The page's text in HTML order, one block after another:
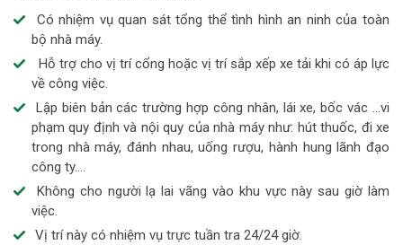
Có nhiệm vụ quan sát tổng thể tình hình an ninh của toàn
bộ nhà máy.
Hỗ trợ cho vị trí cổng hoặc vị trí sắp xếp xe tải khi có áp lực
về công việc.
Lập biên bản các trường hợp công nhân, lái xe, bốc vác …vi
phạm quy định và nội quy của nhà máy như: hút thuốc, đi xe
trong nhà máy, đánh nhau, uống rượu, hành hung lãnh đạo
công ty….
Không cho người lạ lai vãng vào khu vực này sau giờ làm
việc.
Vị trí này có nhiệm vụ trực tuần tra 24/24 giờ.